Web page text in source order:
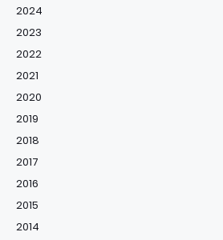
2024
2023
2022
2021
2020
2019
2018
2017
2016
2015
2014